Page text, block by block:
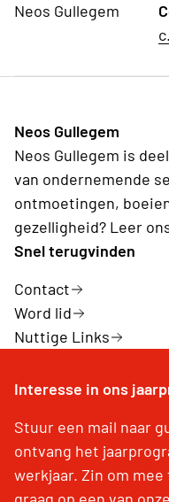
Neos Gullegem
Neos Gullegem
Neos Gullegem is
van ondernemende
ontmoetingen,
gezelligheid? Leer
Snel terugvinden
Contact
Word lid
Nuttige Links
Interesse in ons
Stuur een mail naar
ontvang het
werkjaar. Zin om